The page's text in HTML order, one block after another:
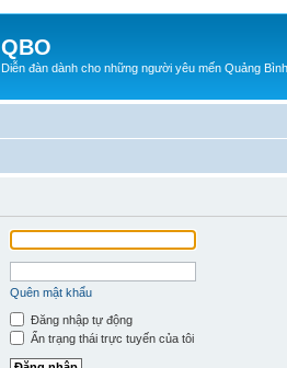
QBO
Diễn đàn dành cho những người yêu mến Quảng Bình
Quên mật khẩu
Đăng nhập tự động
Ẩn trạng thái trực tuyến của tôi